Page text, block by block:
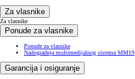
Za vlasnike
Za vlasnike
Ponude za vlasnike
Ponude za vlasnike
Nadogradnja multimedijalnog sistema MM19
Garancija i osiguranje